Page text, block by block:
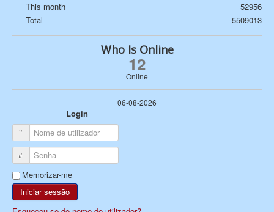
This month
52956
Total
5509013
Who Is Online
12
Online
06-08-2026
Login
Nome de utilizador
Senha
Memorizar-me
Iniciar sessão